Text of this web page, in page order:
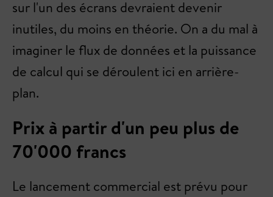
sur l'un des écrans devraient devenir
inutiles, du moins en théorie. On a du mal à
imaginer le flux de données et la puissance
de calcul qui se déroulent ici en arrière-
plan.
Prix à partir d'un peu plus de
70'000 francs
Le lancement commercial est prévu pour